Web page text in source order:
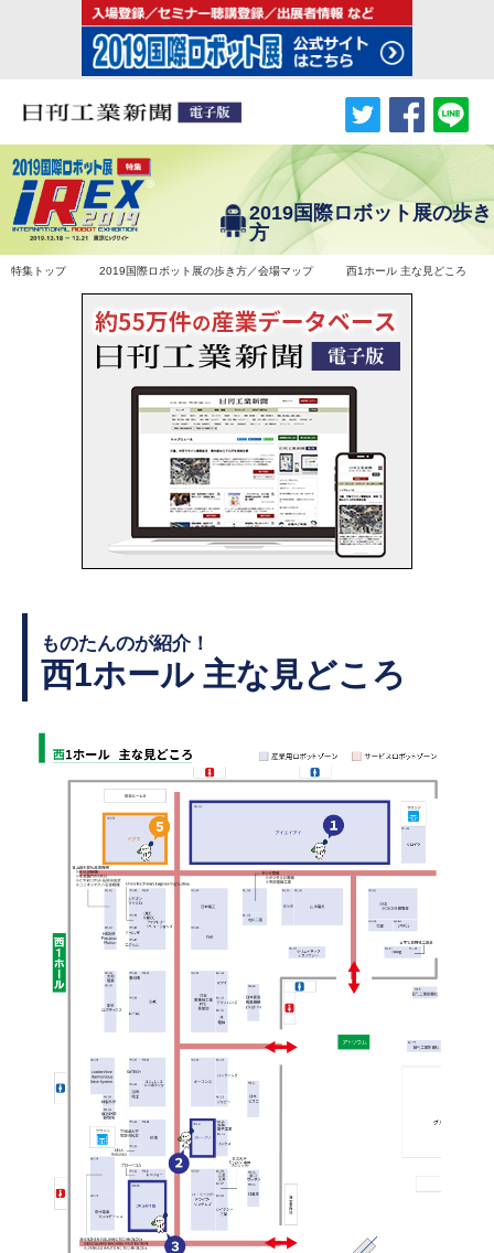
特集トップ 2019国際ロボット展の歩き方／会場マップ 西1ホール 主な見どころ
2019国際ロボット展の歩き
方
ものたんのが紹介！
西1ホール 主な見どころ